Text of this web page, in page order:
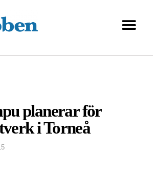
planerar för
i Torneå